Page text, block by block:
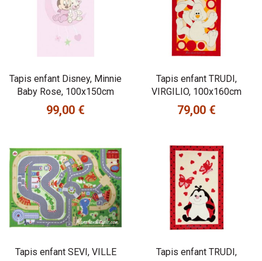
Tapis enfant Disney, Minnie
Baby Rose, 100x150cm
Prix
99,00 €
Tapis enfant TRUDI,
VIRGILIO, 100x160cm
Prix
79,00 €
Tapis enfant SEVI, VILLE
Tapis enfant TRUDI,